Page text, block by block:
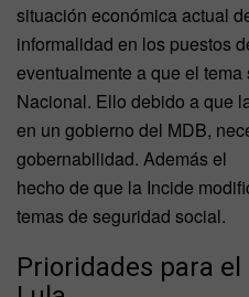
situación económica actual
informalidad en los puestos
eventualmente a que el
Nacional. Ello debido a que
en un gobierno del MDB,
gobernabilidad. Además el
hecho de que la Incide
temas de seguridad social.
Prioridades para